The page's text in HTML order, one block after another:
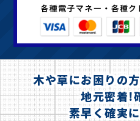
木や草にお困りの
地元密着!
素早く確実